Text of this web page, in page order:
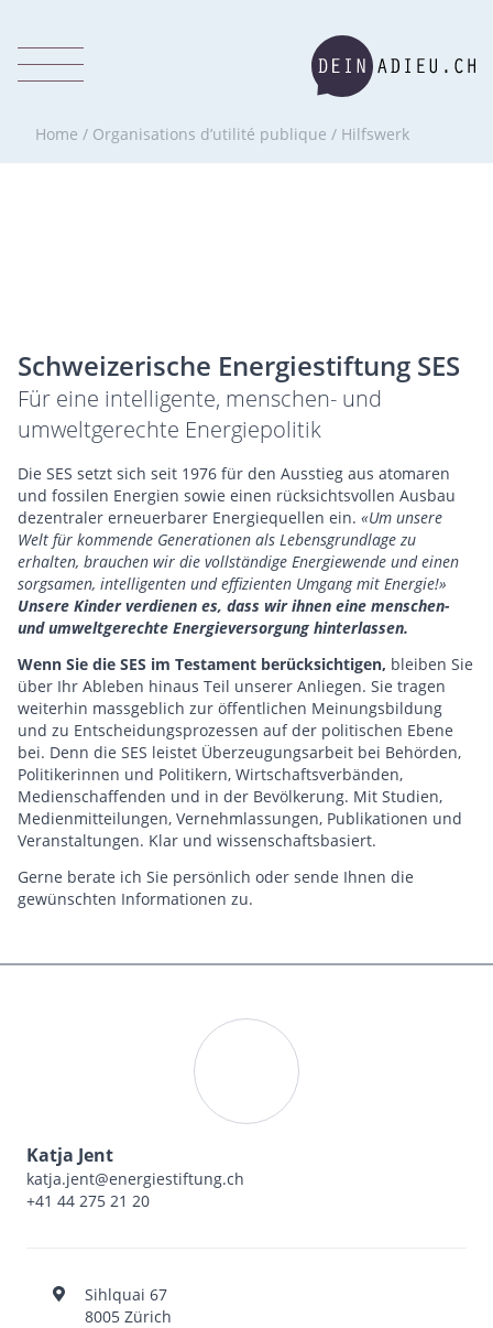
Home / Organisations d’utilité publique / Hilfswerk
Schweizerische Energiestiftung SES
Für eine intelligente, menschen- und
umweltgerechte Energiepolitik
Die SES setzt sich seit 1976 für den Ausstieg aus atomaren
und fossilen Energien sowie einen rücksichtsvollen Ausbau
dezentraler erneuerbarer Energiequellen ein. «Um unsere
Welt für kommende Generationen als Lebensgrundlage zu
erhalten, brauchen wir die vollständige Energiewende und einen
sorgsamen, intelligenten und effizienten Umgang mit Energie!»
Unsere Kinder verdienen es, dass wir ihnen eine menschen-
und umweltgerechte Energieversorgung hinterlassen.
Wenn Sie die SES im Testament berücksichtigen, bleiben Sie
über Ihr Ableben hinaus Teil unserer Anliegen. Sie tragen
weiterhin massgeblich zur öffentlichen Meinungsbildung
und zu Entscheidungsprozessen auf der politischen Ebene
bei. Denn die SES leistet Überzeugungsarbeit bei Behörden,
Politikerinnen und Politikern, Wirtschaftsverbänden,
Medienschaffenden und in der Bevölkerung. Mit Studien,
Medienmitteilungen, Vernehmlassungen, Publikationen und
Veranstaltungen. Klar und wissenschaftsbasiert.
Gerne berate ich Sie persönlich oder sende Ihnen die
gewünschten Informationen zu.
Katja Jent
katja.jent@energiestiftung.ch
+41 44 275 21 20
Sihlquai 67
8005 Zürich